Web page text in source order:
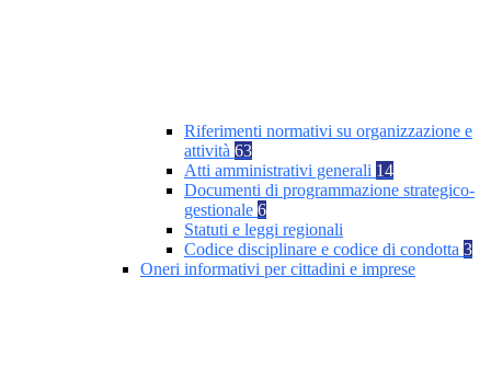
Riferimenti normativi su organizzazione e
attività 63
Atti amministrativi generali 14
Documenti di programmazione strategico-
gestionale 6
Statuti e leggi regionali
Codice disciplinare e codice di condotta 3
Oneri informativi per cittadini e imprese